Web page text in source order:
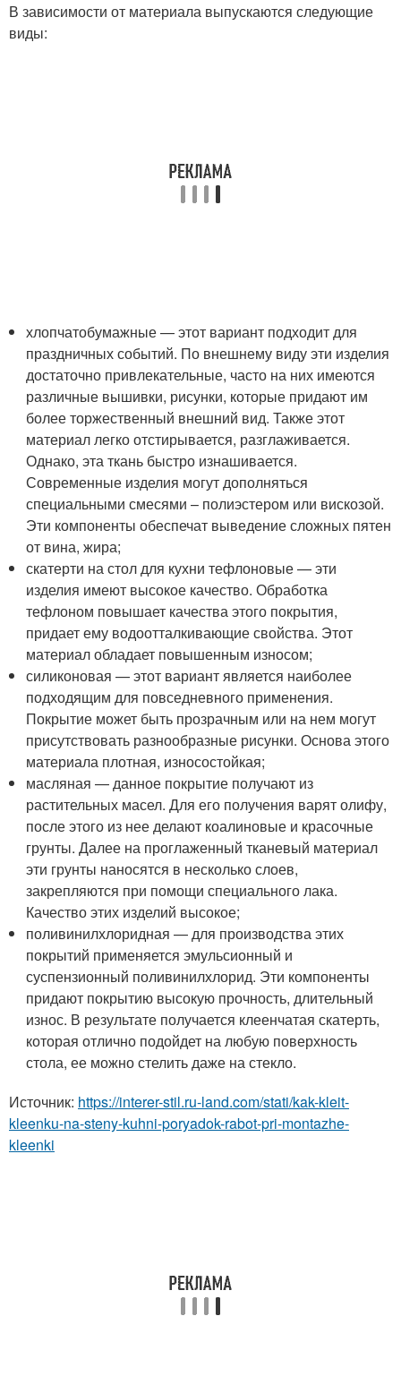
В зависимости от материала выпускаются следующие
виды:
хлопчатобумажные — этот вариант подходит для
праздничных событий. По внешнему виду эти изделия
достаточно привлекательные, часто на них имеются
различные вышивки, рисунки, которые придают им
более торжественный внешний вид. Также этот
материал легко отстирывается, разглаживается.
Однако, эта ткань быстро изнашивается.
Современные изделия могут дополняться
специальными смесями – полиэстером или вискозой.
Эти компоненты обеспечат выведение сложных пятен
от вина, жира;
скатерти на стол для кухни тефлоновые — эти
изделия имеют высокое качество. Обработка
тефлоном повышает качества этого покрытия,
придает ему водоотталкивающие свойства. Этот
материал обладает повышенным износом;
силиконовая — этот вариант является наиболее
подходящим для повседневного применения.
Покрытие может быть прозрачным или на нем могут
присутствовать разнообразные рисунки. Основа этого
материала плотная, износостойкая;
масляная — данное покрытие получают из
растительных масел. Для его получения варят олифу,
после этого из нее делают коалиновые и красочные
грунты. Далее на проглаженный тканевый материал
эти грунты наносятся в несколько слоев,
закрепляются при помощи специального лака.
Качество этих изделий высокое;
поливинилхлоридная — для производства этих
покрытий применяется эмульсионный и
суспензионный поливинилхлорид. Эти компоненты
придают покрытию высокую прочность, длительный
износ. В результате получается клеенчатая скатерть,
которая отлично подойдет на любую поверхность
стола, ее можно стелить даже на стекло.
Источник: https://interer-stil.ru-land.com/stati/kak-kleit-
kleenku-na-steny-kuhni-poryadok-rabot-pri-montazhe-
kleenki